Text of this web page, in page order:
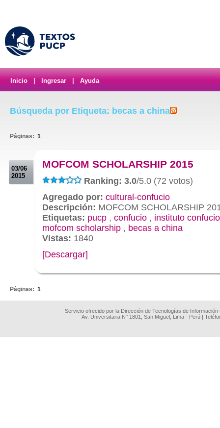
Inicio Ingresar Ayuda
Búsqueda por Etiqueta: becas a china
Páginas: 1
03/06
2015
MOFCOM SCHOLARSHIP 2015
Ranking: 3.0/5.0 (72 votos)
Agregado por: cultural-confucio
Descripción: MOFCOM SCHOLARSHIP
Etiquetas: pucp , confucio , instituto confucio
mofcom scholarship , becas a china
Vistas: 1840
[Descargar]
Páginas: 1
Servicio ofrecido por la Dirección de Tecnologías de
Av. Universitaria N° 1801, San Miguel, Lima - Perú |